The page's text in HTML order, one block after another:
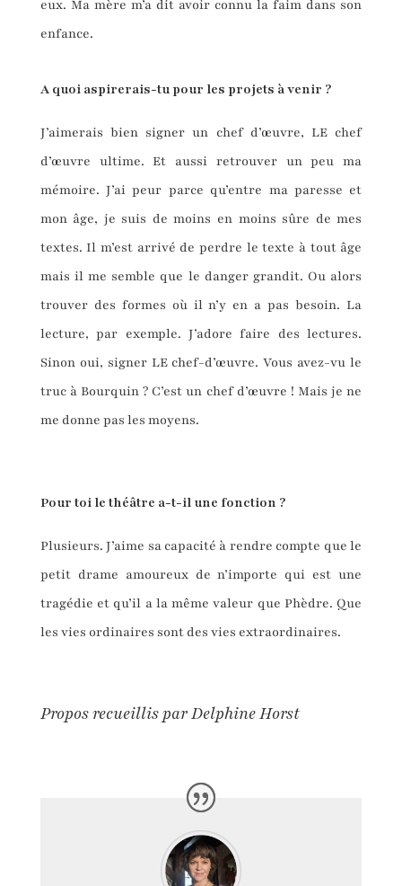
eux. Ma mère m’a dit avoir connu la faim dans son
enfance.
A quoi aspirerais-tu pour les projets à venir ?
J’aimerais bien signer un chef d’œuvre, LE chef
d’œuvre ultime. Et aussi retrouver un peu ma
mémoire. J’ai peur parce qu’entre ma paresse et
mon âge, je suis de moins en moins sûre de mes
textes. Il m’est arrivé de perdre le texte à tout âge
mais il me semble que le danger grandit. Ou alors
trouver des formes où il n’y en a pas besoin. La
lecture, par exemple. J’adore faire des lectures.
Sinon oui, signer LE chef-d’œuvre. Vous avez-vu le
truc à Bourquin ? C’est un chef d’œuvre ! Mais je ne
me donne pas les moyens.
Pour toi le théâtre a-t-il une fonction ?
Plusieurs. J’aime sa capacité à rendre compte que le
petit drame amoureux de n’importe qui est une
tragédie et qu’il a la même valeur que Phèdre. Que
les vies ordinaires sont des vies extraordinaires.
Propos recueillis par Delphine Horst